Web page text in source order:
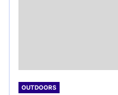
OUTDOORS